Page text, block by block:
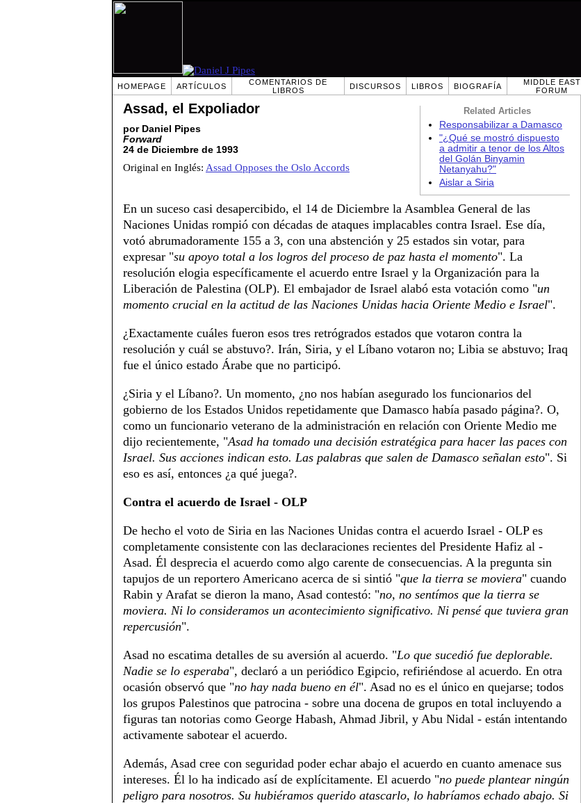
HOMEPAGE ARTÍCULOS
COMENTARIOS DE
LIBROS
DISCURSOS LIBROS BIOGRAFÍA
MIDDLE EAST
FORUM
Related Articles
Responsabilizar a Damasco
"¿Qué se mostró dispuesto
a admitir a tenor de los Altos
del Golán Binyamin
Netanyahu?"
Aislar a Siria
Assad, el Expoliador
por Daniel Pipes
Forward
24 de Diciembre de 1993
Original en Inglés: Assad Opposes the Oslo Accords
En un suceso casi desapercibido, el 14 de Diciembre la Asamblea General de las
Naciones Unidas rompió con décadas de ataques implacables contra Israel. Ese día,
votó abrumadoramente 155 a 3, con una abstención y 25 estados sin votar, para
expresar "su apoyo total a los logros del proceso de paz hasta el momento". La
resolución elogia específicamente el acuerdo entre Israel y la Organización para la
Liberación de Palestina (OLP). El embajador de Israel alabó esta votación como "un
momento crucial en la actitud de las Naciones Unidas hacia Oriente Medio e Israel".
¿Exactamente cuáles fueron esos tres retrógrados estados que votaron contra la
resolución y cuál se abstuvo?. Irán, Siria, y el Líbano votaron no; Libia se abstuvo; Iraq
fue el único estado Árabe que no participó.
¿Siria y el Líbano?. Un momento, ¿no nos habían asegurado los funcionarios del
gobierno de los Estados Unidos repetidamente que Damasco había pasado página?. O,
como un funcionario veterano de la administración en relación con Oriente Medio me
dijo recientemente, "Asad ha tomado una decisión estratégica para hacer las paces con
Israel. Sus acciones indican esto. Las palabras que salen de Damasco señalan esto". Si
eso es así, entonces ¿a qué juega?.
Contra el acuerdo de Israel - OLP
De hecho el voto de Siria en las Naciones Unidas contra el acuerdo Israel - OLP es
completamente consistente con las declaraciones recientes del Presidente Hafiz al -
Asad. Él desprecia el acuerdo como algo carente de consecuencias. A la pregunta sin
tapujos de un reportero Americano acerca de si sintió "que la tierra se moviera" cuando
Rabin y Arafat se dieron la mano, Asad contestó: "no, no sentímos que la tierra se
moviera. Ni lo consideramos un acontecimiento significativo. Ni pensé que tuviera gran
repercusión".
Asad no escatima detalles de su aversión al acuerdo. "Lo que sucedió fue deplorable.
Nadie se lo esperaba", declaró a un periódico Egipcio, refiriéndose al acuerdo. En otra
ocasión observó que "no hay nada bueno en él". Asad no es el único en quejarse; todos
los grupos Palestinos que patrocina - sobre una docena de grupos en total incluyendo a
figuras tan notorias como George Habash, Ahmad Jibril, y Abu Nidal - están intentando
activamente sabotear el acuerdo.
Además, Asad cree con seguridad poder echar abajo el acuerdo en cuanto amenace sus
intereses. Él lo ha indicado así de explícitamente. El acuerdo "no puede plantear ningún
peligro para nosotros. Su hubiéramos querido atascarlo, lo habríamos echado abajo. Si